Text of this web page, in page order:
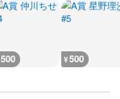
500 ¥500